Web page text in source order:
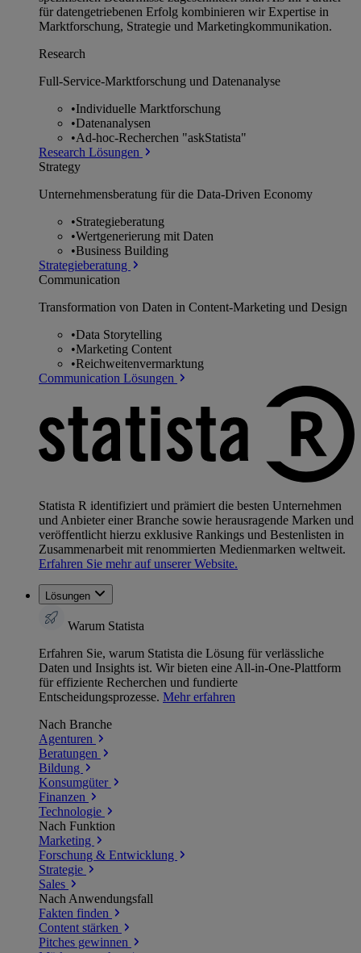
für datengetriebenen Erfolg kombinieren wir Expertise in
Marktforschung, Strategie und Marketingkommunikation.
Research
Full-Service-Marktforschung und Datenanalyse
•Individuelle Marktforschung
•Datenanalysen
•Ad-hoc-Recherchen "askStatista"
Research Lösungen
Strategy
Unternehmens­beratung für die Data-Driven Economy
•Strategieberatung
•Wertgenerierung mit Daten
•Business Building
Strategieberatung
Communication
Transformation von Daten in Content-Marketing und Design
•Data Storytelling
•Marketing Content
•Reichweitenvermarktung
Communication Lösungen
Statista R identifiziert und prämiert die besten Unternehmen
und Anbieter einer Branche sowie herausragende Marken und
veröffentlicht hierzu exklusive Rankings und Bestenlisten in
Zusammenarbeit mit renommierten Medienmarken weltweit.
Erfahren Sie mehr auf unserer Website.
Lösungen
Warum Statista
Erfahren Sie, warum Statista die Lösung für verlässliche
Daten und Insights ist. Wir bieten eine All-in-One-Plattform
für effiziente Recherchen und fundierte
Entscheidungsprozesse. Mehr erfahren
Nach Branche
Agenturen
Beratungen
Bildung
Konsumgüter
Finanzen
Technologie
Nach Funktion
Marketing
Forschung & Entwicklung
Strategie
Sales
Nach Anwendungsfall
Fakten finden
Content stärken
Pitches gewinnen